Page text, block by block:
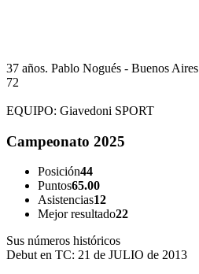
37 años. Pablo Nogués - Buenos Aires
72
EQUIPO: Giavedoni SPORT
Campeonato 2025
Posición44
Puntos65.00
Asistencias12
Mejor resultado22
Sus números históricos
Debut en TC: 21 de JULIO de 2013